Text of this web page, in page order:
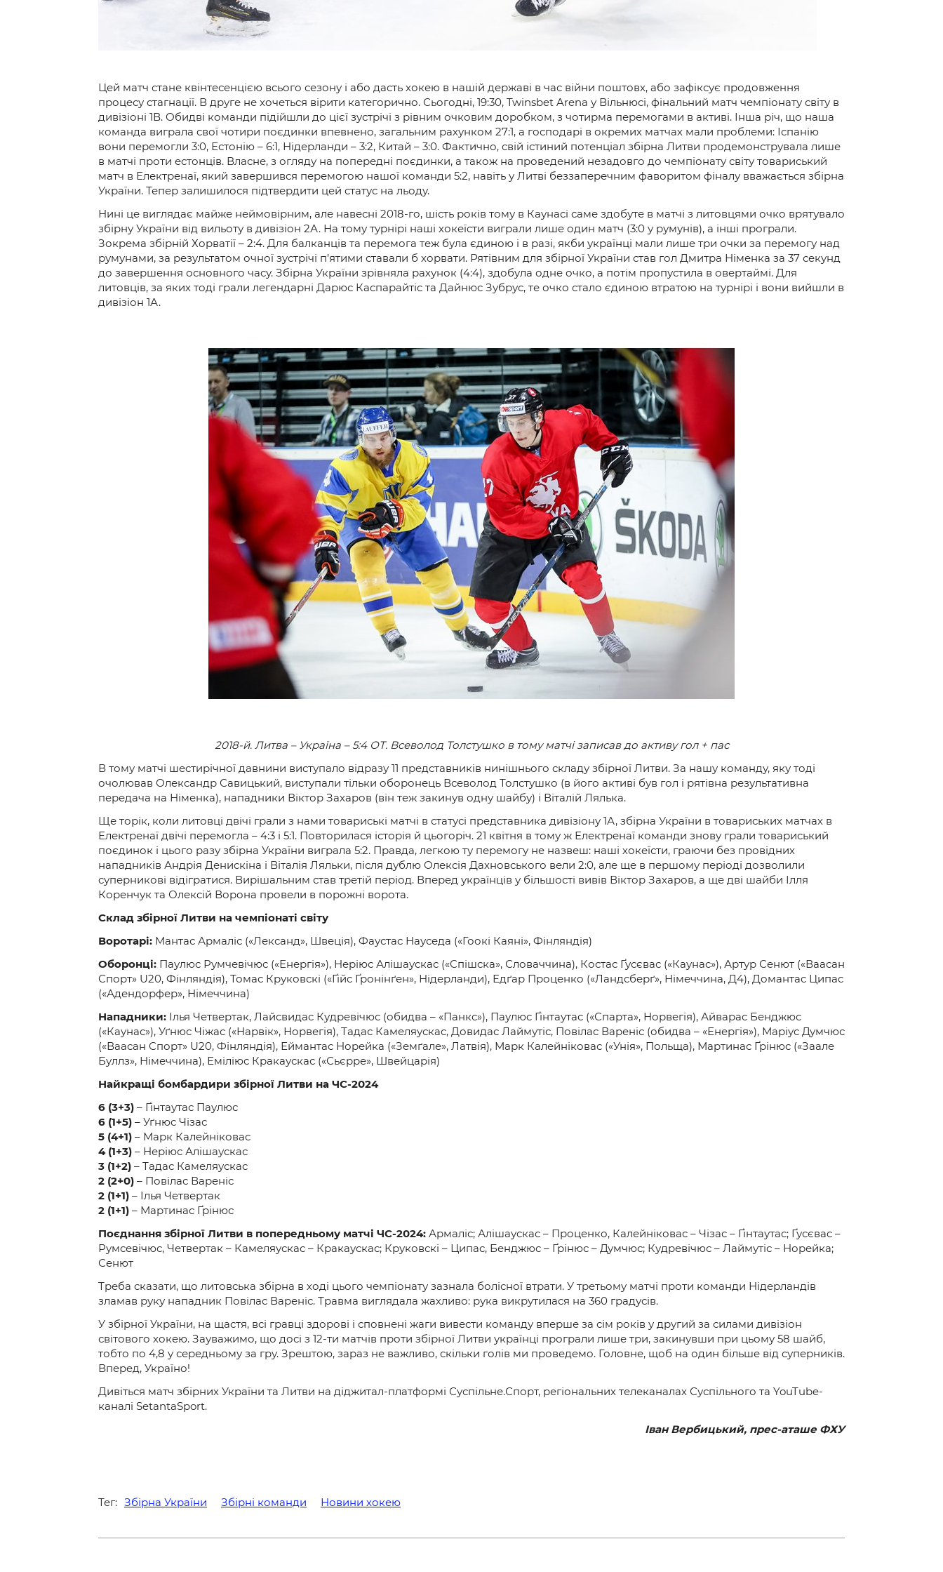
Цей матч стане квінтесенцією всього сезону і або дасть хокею в нашій державі в час війни поштовх, або зафіксує продовження
процесу стагнації. В друге не хочеться вірити категорично. Сьогодні, 19:30, Twinsbet Arena у Вільнюсі, фінальний матч чемпіонату світу в
дивізіоні 1В. Обидві команди підійшли до цієї зустрічі з рівним очковим доробком, з чотирма перемогами в активі. Інша річ, що наша
команда виграла свої чотири поєдинки впевнено, загальним рахунком 27:1, а господарі в окремих матчах мали проблеми: Іспанію
вони перемогли 3:0, Естонію – 6:1, Нідерланди – 3:2, Китай – 3:0. Фактично, свій істиний потенціал збірна Литви продемонструвала лише
в матчі проти естонців. Власне, з огляду на попередні поєдинки, а також на проведений незадовго до чемпіонату світу товариський
матч в Електренаї, який завершився перемогою нашої команди 5:2, навіть у Литві беззаперечним фаворитом фіналу вважається збірна
України. Тепер залишилося підтвердити цей статус на льоду.
Нині це виглядає майже неймовірним, але навесні 2018-го, шість років тому в Каунасі саме здобуте в матчі з литовцями очко врятувало
збірну України від вильоту в дивізіон 2А. На тому турнірі наші хокеїсти виграли лише один матч (3:0 у румунів), а інші програли.
Зокрема збірній Хорватії – 2:4. Для балканців та перемога теж була єдиною і в разі, якби українці мали лише три очки за перемогу над
румунами, за результатом очної зустрічі п’ятими ставали б хорвати. Рятівним для збірної України став гол Дмитра Німенка за 37 секунд
до завершення основного часу. Збірна України зрівняла рахунок (4:4), здобула одне очко, а потім пропустила в овертаймі. Для
литовців, за яких тоді грали легендарні Дарюс Каспарайтіс та Дайнюс Зубрус, те очко стало єдиною втратою на турнірі і вони вийшли в
дивізіон 1А.
2018-й. Литва – Україна – 5:4 ОТ. Всеволод Толстушко в тому матчі записав до активу гол + пас
В тому матчі шестирічної давнини виступало відразу 11 представників нинішнього складу збірної Литви. За нашу команду, яку тоді
очолював Олександр Савицький, виступали тільки оборонець Всеволод Толстушко (в його активі був гол і рятівна результативна
передача на Німенка), нападники Віктор Захаров (він теж закинув одну шайбу) і Віталій Лялька.
Ще торік, коли литовці двічі грали з нами товариські матчі в статусі представника дивізіону 1А, збірна України в товариських матчах в
Електренаї двічі перемогла – 4:3 і 5:1. Повторилася історія й цьогоріч. 21 квітня в тому ж Електренаї команди знову грали товариський
поєдинок і цього разу збірна України виграла 5:2. Правда, легкою ту перемогу не назвеш: наші хокеїсти, граючи без провідних
нападників Андрія Денискіна і Віталія Ляльки, після дублю Олексія Дахновського вели 2:0, але ще в першому періоді дозволили
суперникові відігратися. Вирішальним став третій період. Вперед українців у більшості вивів Віктор Захаров, а ще дві шайби Ілля
Коренчук та Олексій Ворона провели в порожні ворота.
Склад збірної Литви на чемпіонаті світу
Воротарі: Мантас Армаліс («Лександ», Швеція), Фаустас Науседа («Гоокі Каяні», Фінляндія)
Оборонці: Паулюс Румчевічюс («Енергія»), Неріюс Алішаускас («Спішска», Словаччина), Костас Ґусєвас («Каунас»), Артур Сенют («Ваасан
Спорт» U20, Фінляндія), Томас Круковскі («Ґійс Ґронінґен», Нідерланди), Едґар Проценко («Ландсберґ», Німеччина, Д4), Домантас Ципас
(«Адендорфер», Німеччина)
Нападники: Ілья Четвертак, Лайсвидас Кудревічюс (обидва – «Панкс»), Паулюс Ґінтаутас («Спарта», Норвегія), Айварас Бенджюс
(«Каунас»), Уґнюс Чіжас («Нарвік», Норвегія), Тадас Камеляускас, Довидас Лаймутіс, Повілас Вареніс (обидва – «Енергія»), Маріус Думчюс
(«Ваасан Спорт» U20, Фінляндія), Еймантас Норейка («Земґале», Латвія), Марк Калейніковас («Унія», Польща), Мартинас Ґрінюс («Заале
Буллз», Німеччина), Еміліюс Кракаускас («Сьєрре», Швейцарія)
Найкращі бомбардири збірної Литви на ЧС-2024
6 (3+3) – Ґінтаутас Паулюс
6 (1+5) – Уґнюс Чізас
5 (4+1) – Марк Калейніковас
4 (1+3) – Неріюс Алішаускас
3 (1+2) – Тадас Камеляускас
2 (2+0) – Повілас Вареніс
2 (1+1) – Ілья Четвертак
2 (1+1) – Мартинас Ґрінюс
Поєднання збірної Литви в попередньому матчі ЧС-2024: Армаліс; Алішаускас – Проценко, Калейніковас – Чізас – Ґінтаутас; Ґусєвас –
Румсевічюс, Четвертак – Камеляускас – Кракаускас; Круковскі – Ципас, Бенджюс – Ґрінюс – Думчюс; Кудревічюс – Лаймутіс – Норейка;
Сенют
Треба сказати, що литовська збірна в ході цього чемпіонату зазнала болісної втрати. У третьому матчі проти команди Нідерландів
зламав руку нападник Повілас Вареніс. Травма виглядала жахливо: рука викрутилася на 360 градусів.
У збірної України, на щастя, всі гравці здорові і сповнені жаги вивести команду вперше за сім років у другий за силами дивізіон
світового хокею. Зауважимо, що досі з 12-ти матчів проти збірної Литви українці програли лише три, закинувши при цьому 58 шайб,
тобто по 4,8 у середньому за гру. Зрештою, зараз не важливо, скільки голів ми проведемо. Головне, щоб на один більше від суперників.
Вперед, Україно!
Дивіться матч збірних України та Литви на діджитал-платформі Суспільне.Спорт, регіональних телеканалах Суспільного та YouTube-
каналі SetantaSport.
Іван Вербицький, прес-аташе ФХУ
Тег: Збірна України Збірні команди Новини хокею